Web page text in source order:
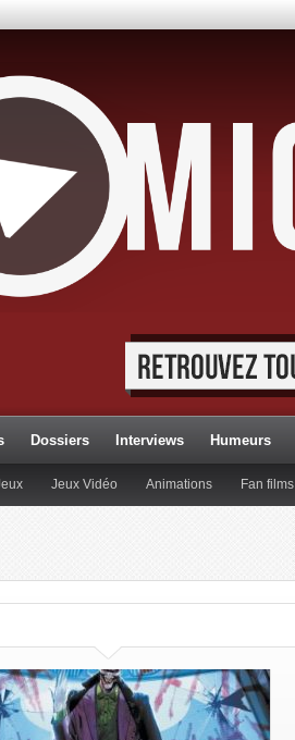
Dossiers Interviews Humeurs
Jeux Vidéo Animations Fan films